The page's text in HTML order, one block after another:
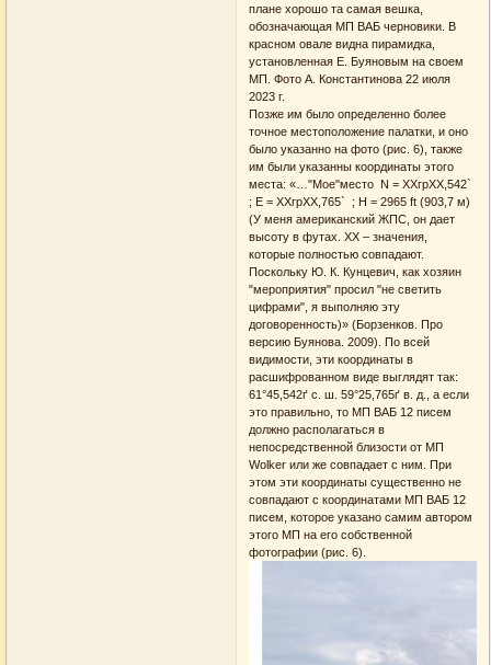
плане хорошо та самая вешка,
обозначающая МП ВАБ черновики. В
красном овале видна пирамидка,
установленная Е. Буяновым на своем
МП. Фото А. Константинова 22 июля
2023 г.
Позже им было определенно более
точное местоположение палатки, и оно
было указанно на фото (рис. 6), также
им были указанны координаты этого
места: «…"Мое"место N = ХХгрХХ,542`
; E = ХХгрХХ,765` ; H = 2965 ft (903,7 м)
(У меня американский ЖПС, он дает
высоту в футах. ХХ – значения,
которые полностью совпадают.
Поскольку Ю. К. Кунцевич, как хозяин
"мероприятия" просил "не светить
цифрами", я выполняю эту
договоренность)» (Борзенков. Про
версию Буянова. 2009). По всей
видимости, эти координаты в
расшифрованном виде выглядят так:
61°45,542ґ с. ш. 59°25,765ґ в. д., а если
это правильно, то МП ВАБ 12 писем
должно располагаться в
непосредственной близости от МП
Wolker или же совпадает с ним. При
этом эти координаты существенно не
совпадают с координатами МП ВАБ 12
писем, которое указано самим автором
этого МП на его собственной
фотографии (рис. 6).